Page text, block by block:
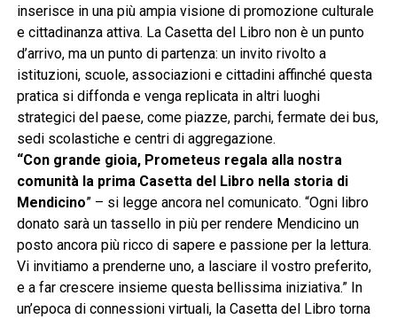
inserisce in una più ampia visione di promozione culturale
e cittadinanza attiva. La Casetta del Libro non è un punto
d’arrivo, ma un punto di partenza: un invito rivolto a
istituzioni, scuole, associazioni e cittadini affinché questa
pratica si diffonda e venga replicata in altri luoghi
strategici del paese, come piazze, parchi, fermate dei bus,
sedi scolastiche e centri di aggregazione.
“Con grande gioia, Prometeus regala alla nostra
comunità la prima Casetta del Libro nella storia di
Mendicino” – si legge ancora nel comunicato. “Ogni libro
donato sarà un tassello in più per rendere Mendicino un
posto ancora più ricco di sapere e passione per la lettura.
Vi invitiamo a prenderne uno, a lasciare il vostro preferito,
e a far crescere insieme questa bellissima iniziativa.” In
un’epoca di connessioni virtuali, la Casetta del Libro torna